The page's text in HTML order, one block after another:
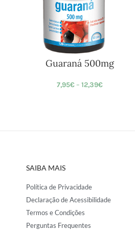
Guaraná 500mg
7,95€ – 12,39€
SAIBA MAIS
Política de Privacidade
Declaração de Acessibilidade
Termos e Condições
Perguntas Frequentes